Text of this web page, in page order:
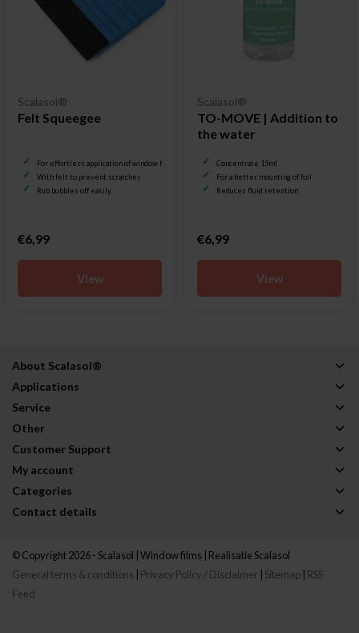
Scalasol®
Felt Squeegee
For effortless application of window film
With felt to prevent scratches
Rub bubbles off easily
€6,99
View
Scalasol®
TO-MOVE | Addition to
the water
Concentrate 15ml
For a better mounting of foil
Reduces fluid retention
€6,99
View
About Scalasol®
Applications
Service
Other
Customer Support
My account
Categories
Contact details
© Copyright 2026 - Scalasol | Window films | Realisatie Scalasol
General terms & conditions
Privacy Policy / Disclaimer Sitemap RSS
Feed